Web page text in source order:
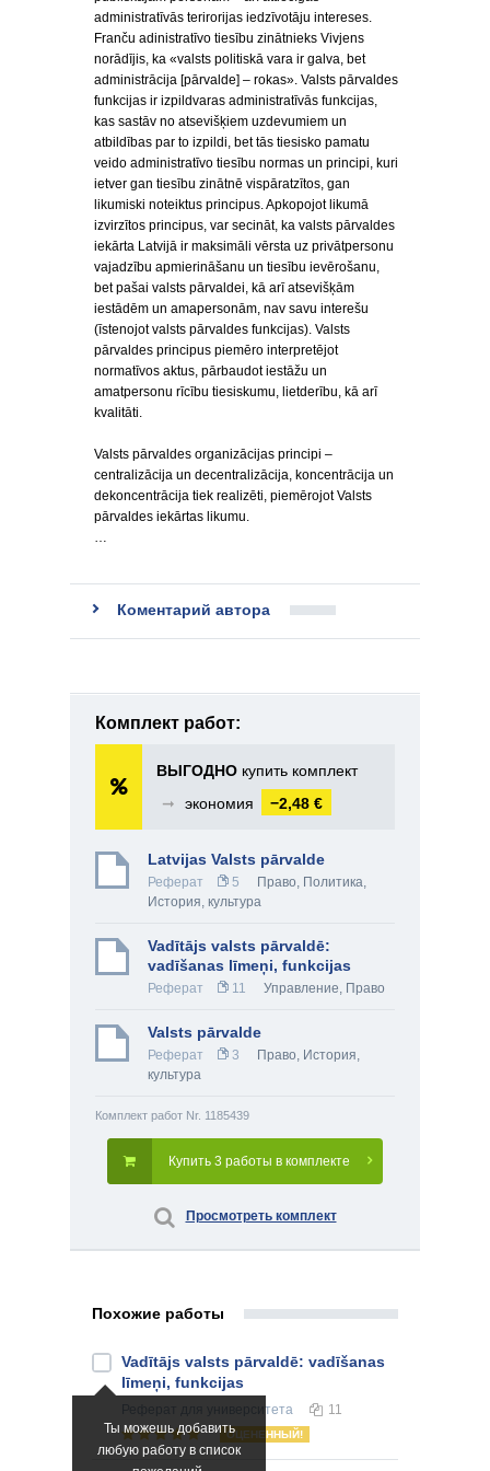
administratīvās terirorijas iedzīvotāju intereses.
Franču adinistratīvo tiesību zinātnieks Vivjens
norādījis, ka «valsts politiskā vara ir galva, bet
administrācija [pārvalde] – rokas». Valsts pārvaldes
funkcijas ir izpildvaras administratīvās funkcijas,
kas sastāv no atsevišķiem uzdevumiem un
atbildības par to izpildi, bet tās tiesisko pamatu
veido administratīvo tiesību normas un principi, kuri
ietver gan tiesību zinātnē vispāratzītos, gan
likumiski noteiktus principus. Apkopojot likumā
izvirzītos principus, var secināt, ka valsts pārvaldes
iekārta Latvijā ir maksimāli vērsta uz privātpersonu
vajadzību apmierināšanu un tiesību ievērošanu,
bet pašai valsts pārvaldei, kā arī atsevišķām
iestādēm un amapersonām, nav savu interešu
(īstenojot valsts pārvaldes funkcijas). Valsts
pārvaldes principus piemēro interpretējot
normatīvos aktus, pārbaudot iestāžu un
amatpersonu rīcību tiesiskumu, lietderību, kā arī
kvalitāti.
Valsts pārvaldes organizācijas principi –
centralizācija un decentralizācija, koncentrācija un
dekoncentrācija tiek realizēti, piemērojot Valsts
pārvaldes iekārtas likumu.
…
Коментарий автора
Комплект работ:
ВЫГОДНО купить комплект
➞
экономия −2,48 €
Latvijas Valsts pārvalde
Реферат 5 Право, Политика,
История, культура
Vadītājs valsts pārvaldē:
vadīšanas līmeņi, funkcijas
Реферат 11 Управление, Право
Valsts pārvalde
Реферат 3 Право, История,
культура
Комплект работ Nr. 1185439
Купить 3 работы в комплекте
Просмотреть комплект
Похожие работы
Ты можешь добавить
любую работу в список
Vadītājs valsts pārvaldē: vadīšanas
līmeņi, funkcijas
для университета 11
ОЦЕНЕННЫЙ!